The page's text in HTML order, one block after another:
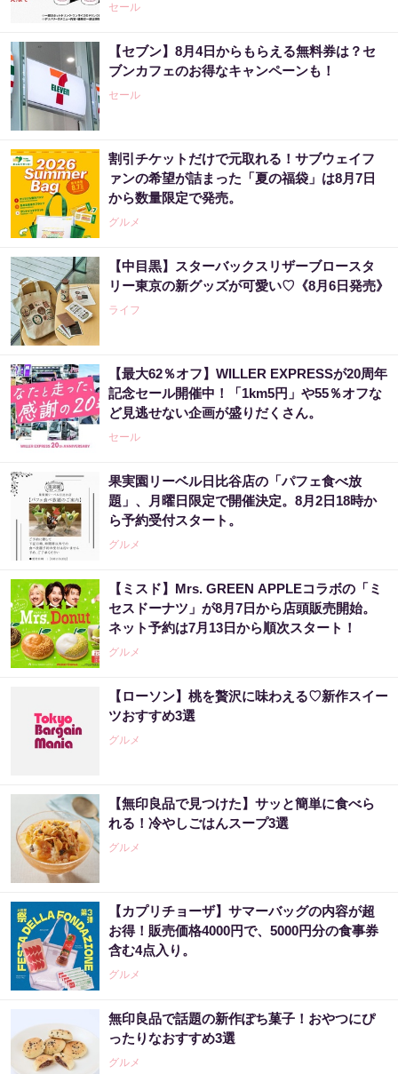
セール
【セブン】8月4日からもらえる無料券は？セ
ブンカフェのお得なキャンペーンも！
セール
割引チケットだけで元取れる！サブウェイフ
ァンの希望が詰まった「夏の福袋」は8月7日
から数量限定で発売。
グルメ
【中目黒】スターバックスリザーブロースタ
リー東京の新グッズが可愛い♡《8月6日発売》
ライフ
【最大62％オフ】WILLER EXPRESSが20周年
記念セール開催中！「1km5円」や55％オフな
ど見逃せない企画が盛りだくさん。
セール
果実園リーベル日比谷店の「パフェ食べ放
題」、月曜日限定で開催決定。8月2日18時か
ら予約受付スタート。
グルメ
【ミスド】Mrs. GREEN APPLEコラボの「ミ
セスドーナツ」が8月7日から店頭販売開始。
ネット予約は7月13日から順次スタート！
グルメ
【ローソン】桃を贅沢に味わえる♡新作スイー
ツおすすめ3選
グルメ
【無印良品で見つけた】サッと簡単に食べら
れる！冷やしごはんスープ3選
グルメ
【カプリチョーザ】サマーバッグの内容が超
お得！販売価格4000円で、5000円分の食事券
含む4点入り。
グルメ
無印良品で話題の新作ぽち菓子！おやつにぴ
ったりなおすすめ3選
グルメ